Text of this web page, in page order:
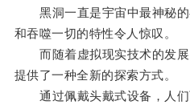
黑洞一直是宇宙中最神秘的
和吞噬一切的特性令人惊叹。
而随着虚拟现实技术的发展
提供了一种全新的探索方式。
通过佩戴头戴式设备，人们